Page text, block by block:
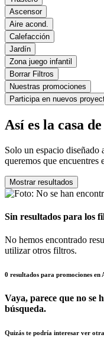
Ascensor
Aire acond.
Calefacción
Jardín
Zona juego infantil
Borrar Filtros
Nuestras promociones
Participa en nuevos
Así es la casa
Solo un espacio diseñado
queremos que encuentres
Mostrar resultados
Sin resultados para los
No hemos encontrado
utilizar otros filtros.
0 resultados para promociones en
Vaya, parece que no se
búsqueda.
Quizás te podría interesar ver